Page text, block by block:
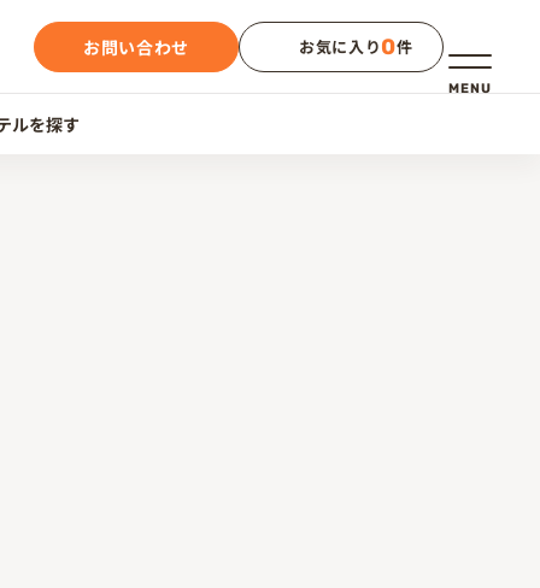
メニュー
MENU
お問い合わせ お気に入り0件
ルを探す